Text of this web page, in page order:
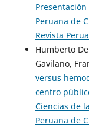
Peruana de
Revista
Humberto
Gavilano,
versus
centro
Ciencias de
Peruana de